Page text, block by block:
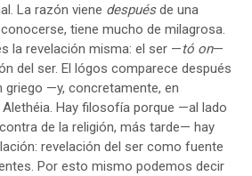
La razón viene despuésde una
tiene mucho de milagrosa.
la revelación misma: el ser —tó on—
del ser. El lógos comparece después
griego —y, concretamente, en
Hay filosofía porque —al lado
de la religión, más tarde— hay
revelación del ser como fuente
Por esto mismo podemos decir